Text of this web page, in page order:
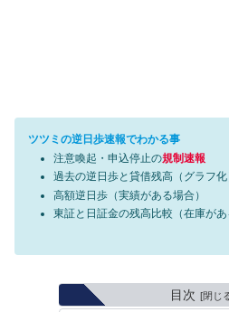
ツツミの逆日歩速報でわかる事
注意喚起・申込停止の規制速報
過去の逆日歩と貸借残高（グラフ化
高額逆日歩（実績がある場合）
東証と日証金の残高比較（在庫があ
目次